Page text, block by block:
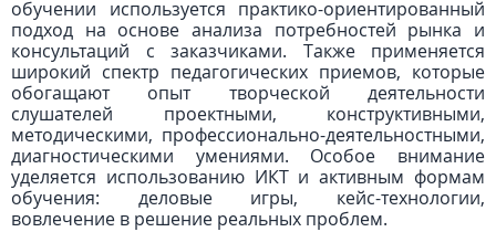
обучении используется практико-ориентированный
подход на основе анализа потребностей рынка и
консультаций с заказчиками. Также применяется
широкий спектр педагогических приемов, которые
обогащают опыт творческой деятельности
слушателей проектными, конструктивными,
методическими, профессионально-деятельностными,
диагностическими умениями. Особое внимание
уделяется использованию ИКТ и активным формам
обучения: деловые игры, кейс-технологии,
вовлечение в решение реальных проблем.